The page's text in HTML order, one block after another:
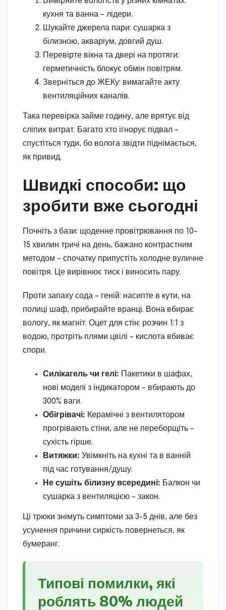
кухня та ванна – лідери.
Шукайте джерела пари: сушарка з
білизною, акваріум, довгий душ.
Перевірте вікна та двері на протяги:
герметичність блокує обмін повітрям.
Зверніться до ЖЕКу: вимагайте акту
вентиляційних каналів.
Така перевірка займе годину, але врятує від
сліпих витрат. Багато хто ігнорує підвал –
спустіться туди, бо волога звідти піднімається,
як привид.
Швидкі способи: що
зробити вже сьогодні
Почніть з бази: щоденне провітрювання по 10-
15 хвилин тричі на день, бажано контрастним
методом – спочатку припустіть холодне вуличне
повітря. Це вирівнює тиск і виносить пару.
Проти запаху сода – геній: насипте в кути, на
полиці шаф, прибирайте вранці. Вона вбирає
вологу, як магніт. Оцет для стін: розчин 1:1 з
водою, протріть плями цвілі – кислота вбиває
спори.
Силікагель чи гелі: Пакетики в шафах,
нові моделі з індикатором – вбирають до
300% ваги.
Обігрівачі: Керамічні з вентилятором
прогрівають стіни, але не переборщіть –
сухість гірше.
Витяжки: Увімкніть на кухні та в ванній
під час готування/душу.
Не сушіть білизну всередині: Балкон чи
сушарка з вентиляцією – закон.
Ці трюки знімуть симптоми за 3-5 днів, але без
усунення причини сиркість повернеться, як
бумеранг.
Типові помилки, які
роблять 80% людей